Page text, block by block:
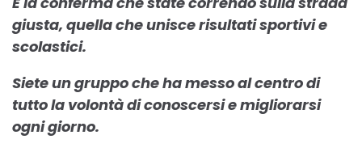
giusta, quella che unisce risultati sportivi e
scolastici.
Siete un gruppo che ha messo al centro di
tutto la volontà di conoscersi e migliorarsi
ogni giorno.